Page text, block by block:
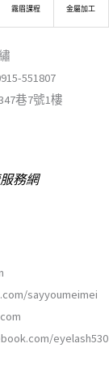
霧眉課程 金屬加工
551807
巷7號1樓
務網
sayyoumeimei
eyelash530